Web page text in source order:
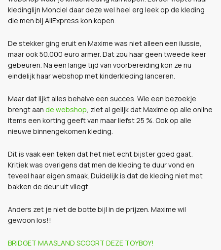
kledinglijn Monciel daar deze wel heel erg leek op de kleding
die men bij AliExpress kon kopen.
De stekker ging eruit en Maxime was niet alleen een ilussie,
maar ook 50.000 euro armer. Dat zou haar geen tweede keer
gebeuren. Na een lange tijd van voorbereiding kon ze nu
eindelijk haar webshop met kinderkleding lanceren.
Maar dat lijkt alles behalve een succes. Wie een bezoekje
brengt aan de webshop, ziet al gelijk dat Maxime op alle online
items een korting geeft van maar liefst 25 %. Ook op alle
nieuwe binnengekomen kleding.
Dit is vaak een teken dat het niet echt bijster goed gaat.
Kritiek was overigens dat men de kleding te duur vond en
teveel haar eigen smaak. Duidelijk is dat de kleding niet met
bakken de deur uit vliegt.
Anders zet je niet de botte bijl in de prijzen. Maxime wil
gewoon los!!
BRIDGET MAASLAND SCOORT DEZE TOYBOY!